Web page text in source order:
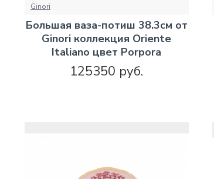
Ginori
Большая ваза-потиш 38.3см от
Ginori коллекция Oriente
Italiano цвет Porpora
125350 руб.